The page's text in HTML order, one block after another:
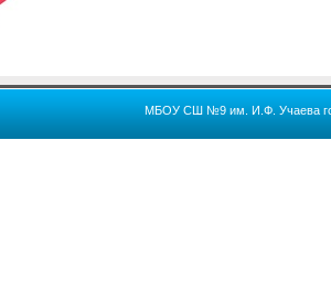
МБОУ СШ №9 им. И.Ф. Учаева